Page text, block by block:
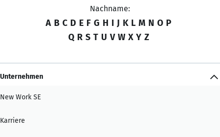
Nachname:
A B C D E F G H I J K L M N O P
Q R S T U V W X Y Z
Unternehmen
New Work SE
Karriere